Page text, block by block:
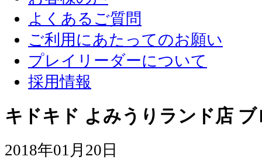
よくあるご質問
ご利用にあたってのお願い
プレイリーダーについて
採用情報
キドキド よみうりランド店 ブ
2018年01月20日